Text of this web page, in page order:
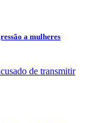
a mulheres